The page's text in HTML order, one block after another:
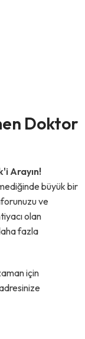
Doktor
Arayın!
büyük bir
ve
olan
fazla
için